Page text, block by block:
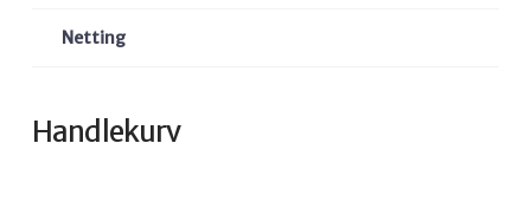
Netting
Handlekurv